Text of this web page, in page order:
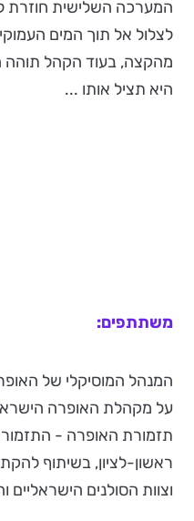
המערכה השלישית חוזרת
לצלול אל תוך המים
מהקצה, בעוד הקהל תוהה
היא תציל אותו ...
משתתפים:
המנהל המוסיקלי של
על מקהלת האופרה
תזמורת האופרה -
ראשון-לציון, בשיתוף
וצוות הסולנים הישראליים